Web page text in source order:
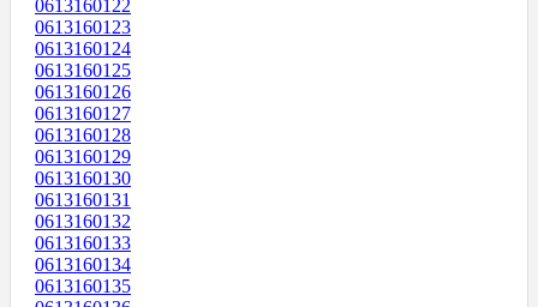
0613160122
0613160123
0613160124
0613160125
0613160126
0613160127
0613160128
0613160129
0613160130
0613160131
0613160132
0613160133
0613160134
0613160135